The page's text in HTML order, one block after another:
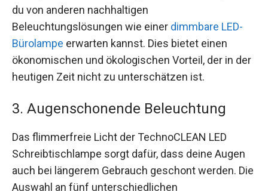
du von anderen nachhaltigen
Beleuchtungslösungen wie einer dimmbare LED-
Bürolampe erwarten kannst. Dies bietet einen
ökonomischen und ökologischen Vorteil, der in der
heutigen Zeit nicht zu unterschätzen ist.
3. Augenschonende Beleuchtung
Das flimmerfreie Licht der TechnoCLEAN LED
Schreibtischlampe sorgt dafür, dass deine Augen
auch bei längerem Gebrauch geschont werden. Die
Auswahl an fünf unterschiedlichen